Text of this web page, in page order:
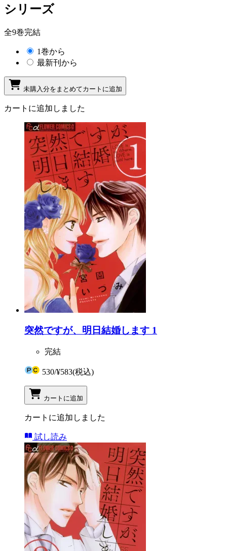
シリーズ
全9巻完結
1巻から
最新刊から
未購入分をまとめてカートに追加
カートに追加しました
突然ですが、明日結婚します 1
完結
530/¥583(税込)
カートに追加
カートに追加しました
試し読み